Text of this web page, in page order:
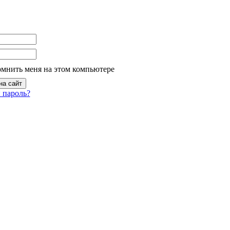
меня на этом компьютере